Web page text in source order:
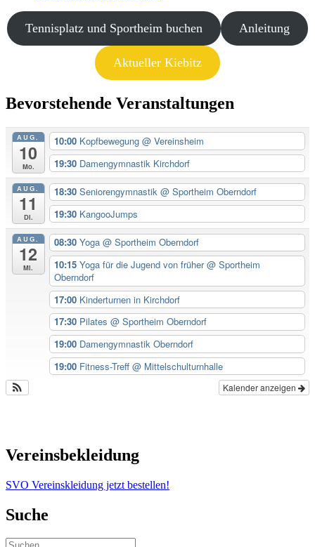
Tennisplatz und Sportheim buchen Anleitung
Aktueller Kiebitz
Bevorstehende Veranstaltungen
AUG.
10
Mo.
10:00 Kopfbewegung @ Vereinsheim
19:30 Damengymnastik Kirchdorf
AUG.
11
Di.
18:30 Seniorengymnastik @ Sportheim Oberndorf
19:30 KangooJumps
AUG.
12
Mi.
08:30 Yoga @ Sportheim Oberndorf
10:15 Yoga für die Jugend von früher@ Sportheim
Oberndorf
17:00 Kinderturnen in Kirchdorf
17:30 Pilates @ Sportheim Oberndorf
19:00 Damengymnastik Oberndorf
19:00 Fitness-Treff @ Mittelschulturnhalle
Kalender anzeigen
Vereinsbekleidung
SVO Vereinskleidung jetzt bestellen!
Suche
Suchen